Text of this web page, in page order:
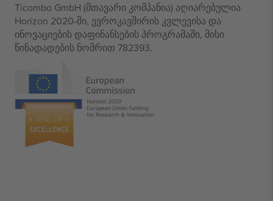
Ticombo GmbH (მთავარი კომპანია) აღიარებულია
Horizon 2020-ში, ევროკავშირის კვლევისა და
ინოვაციების დაფინანსების პროგრამაში, მისი
წინადადების ნომრით 782393.